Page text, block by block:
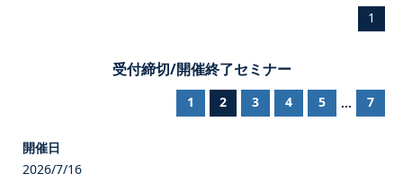
1
受付締切/開催終了セミナー
1 2 3 4 5 ... 7
2026/7/16